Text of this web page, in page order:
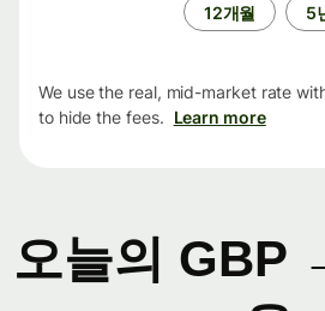
12개월 5
We use the real, mid-market rate
to hide the fees. Learn more
오늘의 GBP